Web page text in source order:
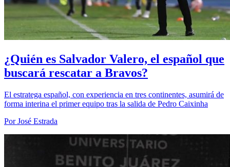
¿Quién es Salvador Valero, el español que
buscará rescatar a Bravos?
El estratega español, con experiencia en tres continentes, asumirá de
forma interina el primer equipo tras la salida de Pedro Caixinha
Por José Estrada